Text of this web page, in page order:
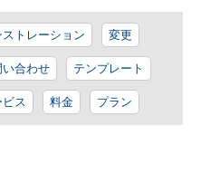
トレーション 変更
い合わせ テンプレート
ス 料金 プラン